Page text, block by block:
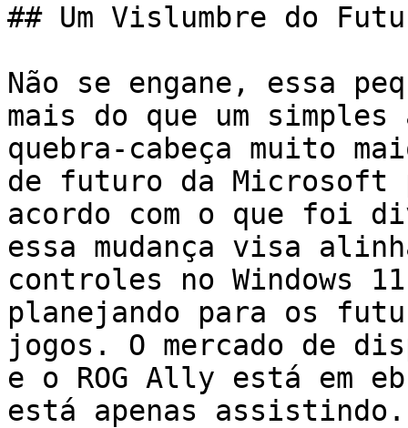
## Um Vislumbre do
Não se engane, essa
mais do que um simples
quebra-cabeça muito
de futuro da Microsoft
acordo com o que foi
essa mudança visa
controles no Windows
planejando para os
jogos. O mercado de
e o ROG Ally está em
está apenas assistindo.